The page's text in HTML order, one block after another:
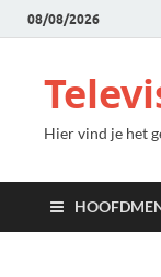
08/08/2026
Hier vind je het